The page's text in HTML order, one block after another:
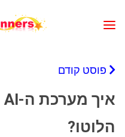
פוסט קודם
הלוטו?